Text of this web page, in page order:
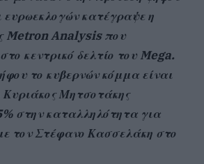
ευρωεκλογών κατέγραψε η
Metron Analysis που
κεντρικό δελτίο του Mega.
το κυβερνών κόμμα είναι
Κυριάκος Μητσοτάκης
στην καταλληλότητα για
τον Στέφανο Κασσελάκη στο